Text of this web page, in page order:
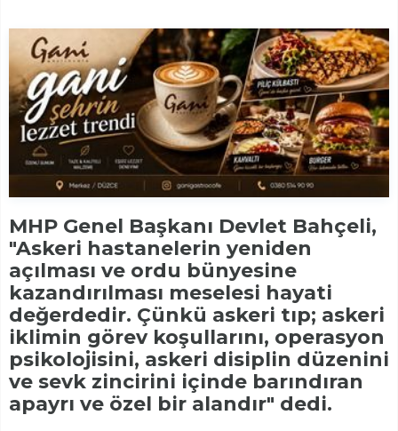
MHP Genel Başkanı Devlet Bahçeli,
"Askeri hastanelerin yeniden
açılması ve ordu bünyesine
kazandırılması meselesi hayati
değerdedir. Çünkü askeri tıp; askeri
iklimin görev koşullarını, operasyon
psikolojisini, askeri disiplin düzenini
ve sevk zincirini içinde barındıran
apayrı ve özel bir alandır" dedi.